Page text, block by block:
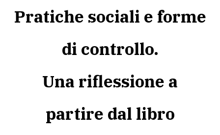
Pratiche sociali e forme
di controllo.
Una riflessione a
partire dal libro